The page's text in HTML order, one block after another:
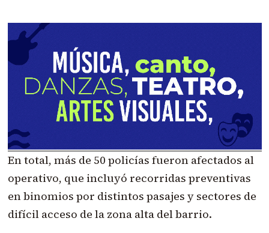
En total, más de 50 policías fueron afectados al
operativo, que incluyó recorridas preventivas
en binomios por distintos pasajes y sectores de
difícil acceso de la zona alta del barrio.